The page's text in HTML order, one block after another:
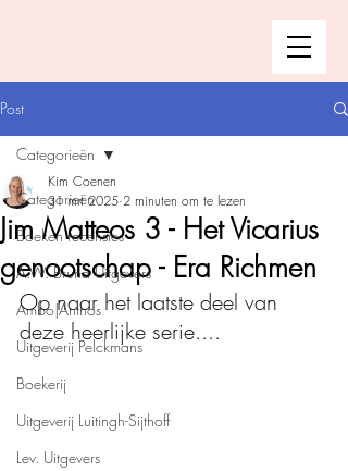
Post
Categorieën
Boeken recensies
A.W. Bruna Uitgevers
Ambo|Anthos
Uitgeverij Pelckmans
Boekerij
Uitgeverij Luitingh-Sijthoff
Lev. Uitgevers
Categorieën
Jim Matteos 3 - Het Vicarius
genootschap - Era Richmen
Kim Coenen
31 mrt 2025 2 minuten om te lezen
Op naar het laatste deel van
deze heerlijke serie....